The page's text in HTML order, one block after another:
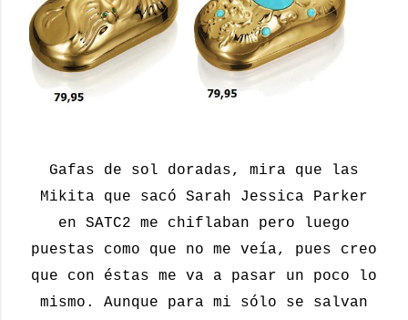
Gafas de sol doradas, mira que las
Mikita que sacó Sarah Jessica Parker
en SATC2 me chiflaban pero luego
puestas como que no me veía, pues creo
que con éstas me va a pasar un poco lo
mismo. Aunque para mi sólo se salvan